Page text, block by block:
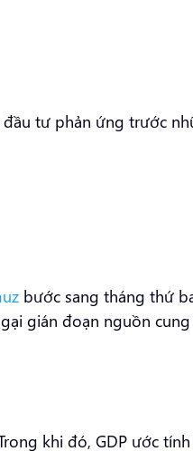
tư phản ứng trước
bước sang tháng thứ
gián đoạn nguồn
khi đó, GDP ước